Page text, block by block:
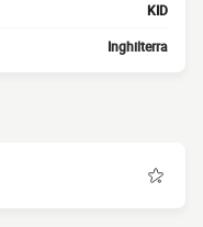
KID
Inghilterra